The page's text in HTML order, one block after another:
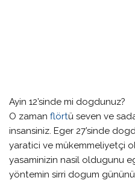
Ayin 12’sinde mi dogdunuz?
O zamanflörtü seven ve
insansiniz. Eger 27’sinde
yaratici ve mükemmeliyetçi
yasaminizin nasil oldugunu
yöntemin sirri dogum